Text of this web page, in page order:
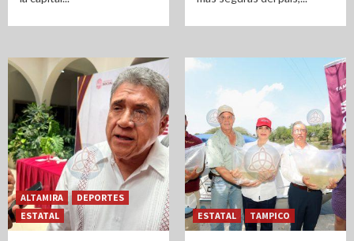
ALTAMIRA
DEPORTES
ESTATAL
ESTATAL TAMPICO